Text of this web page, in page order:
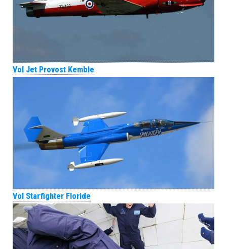
Vol Jet Provost Kemble
Vol Starfighter Floride